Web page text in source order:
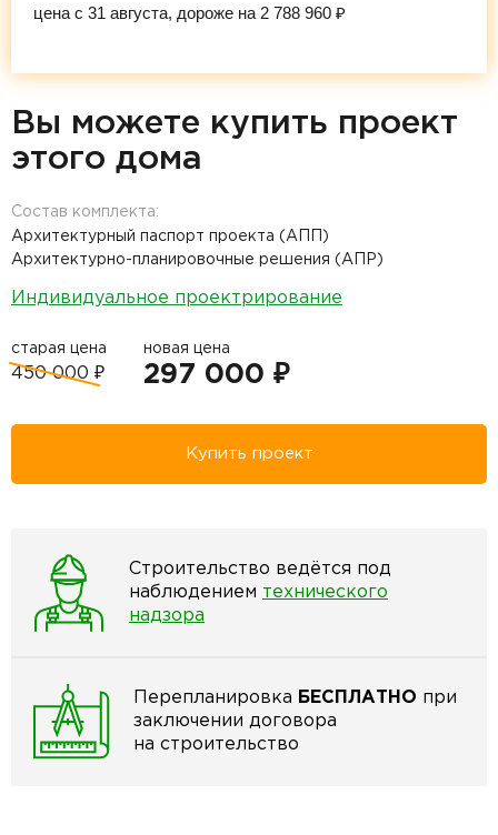
цена с 31 августа, дороже на 2 788 960 ₽
Вы можете купить проект
этого дома
Состав комплекта:
Архитектурный паспорт проекта (АПП)
Архитектурно-планировочные решения (АПР)
Индивидуальное проектрирование
старая цена
450 000 ₽
новая цена
297 000 ₽
Купить проект
Строительство ведётся под
наблюдением технического
надзора
Перепланировка БЕСПЛАТНО при
заключении договора
на строительство